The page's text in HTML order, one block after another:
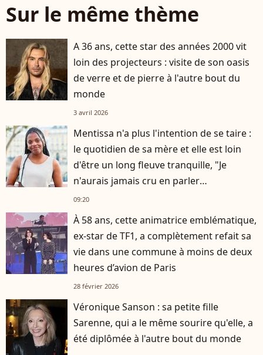
Sur le même thème
A 36 ans, cette star des années 2000 vit
loin des projecteurs : visite de son oasis
de verre et de pierre à l'autre bout du
monde
3 avril 2026
Mentissa n'a plus l'intention de se taire :
le quotidien de sa mère et elle est loin
d'être un long fleuve tranquille, "Je
n'aurais jamais cru en parler
publiquement"
09:20
À 58 ans, cette animatrice emblématique,
ex-star de TF1, a complètement refait sa
vie dans une commune à moins de deux
heures d’avion de Paris
28 février 2026
Véronique Sanson : sa petite fille
Sarenne, qui a le même sourire qu'elle, a
été diplômée à l'autre bout du monde